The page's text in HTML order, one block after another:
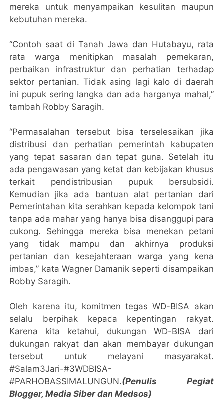
mereka untuk menyampaikan kesulitan maupun
kebutuhan mereka.
“Contoh saat di Tanah Jawa dan Hutabayu, rata
rata warga menitipkan masalah pemekaran,
perbaikan infrastruktur dan perhatian terhadap
sektor pertanian. Tidak asing lagi kalo di daerah
ini pupuk sering langka dan ada harganya mahal,”
tambah Robby Saragih.
“Permasalahan tersebut bisa terselesaikan jika
distribusi dan perhatian pemerintah kabupaten
yang tepat sasaran dan tepat guna. Setelah itu
ada pengawasan yang ketat dan kebijakan khusus
terkait pendistribusian pupuk bersubsidi.
Kemudian jika ada bantuan alat pertanian dari
Pemerintahan kita serahkan kepada kelompok tani
tanpa ada mahar yang hanya bisa disanggupi para
cukong. Sehingga mereka bisa menekan petani
yang tidak mampu dan akhirnya produksi
pertanian dan kesejahteraan warga yang kena
imbas,” kata Wagner Damanik seperti disampaikan
Robby Saragih.
Oleh karena itu, komitmen tegas WD-BISA akan
selalu berpihak kepada kepentingan rakyat.
Karena kita ketahui, dukungan WD-BISA dari
dukungan rakyat dan akan membayar dukungan
tersebut untuk melayani masyarakat.
#Salam3Jari-#3WDBISA-
#PARHOBASSIMALUNGUN.(Penulis Pegiat
Blogger, Media Siber dan Medsos)